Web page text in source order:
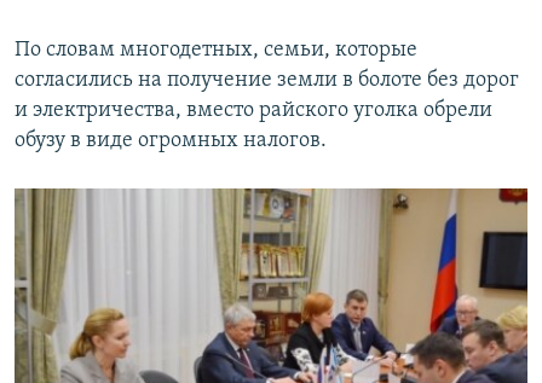
По словам многодетных, семьи, которые
согласились на получение земли в болоте без дорог
и электричества, вместо райского уголка обрели
обузу в виде огромных налогов.